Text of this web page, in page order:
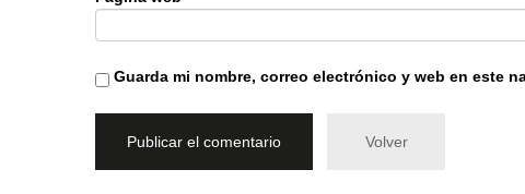
Guarda mi nombre, correo electrónico y web en este
Volver